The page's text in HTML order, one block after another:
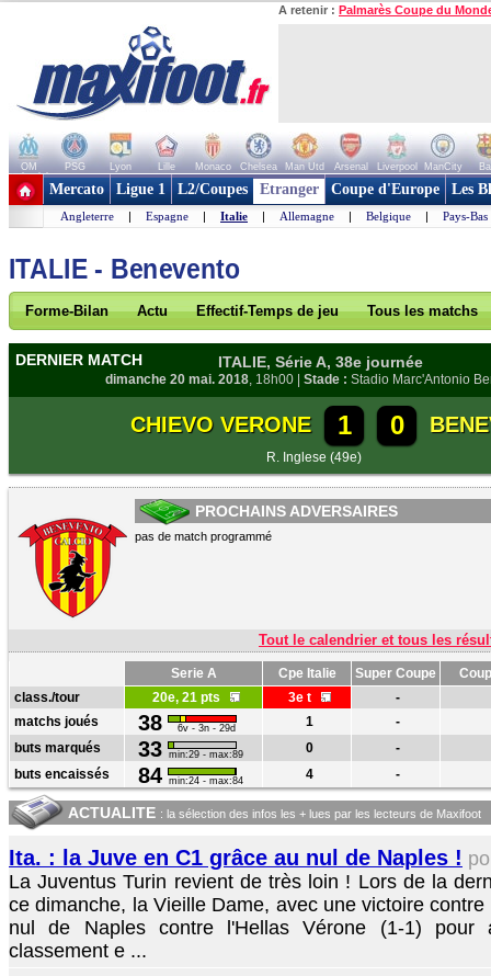
A retenir : Palmarès Coupe du
OM PSG Lyon Lille Monaco Chelsea Man Utd Arsenal Liverpool ManCity
+ de clubs
Mercato Ligue 1 L2/Coupes Etranger Coupe d'Europe Les
Angleterre | Espagne | Italie | Allemagne | Belgique | Pays-Bas
ITALIE - Benevento
Forme-Bilan Actu Effectif-Temps de jeu Tous les matchs
DERNIER MATCH ITALIE, Série A, 38e journée
dimanche 20 mai. 2018, 18h00 | Stade : Stadio Marc'Antonio
CHIEVO VERONE 1 0
R. Inglese (49e)
PROCHAINS ADVERSAIRES
pas de match programmé
Tout le calendrier et tous les
Serie A Cpe Italie Super Coupe
class./tour
20e, 21 pts 3e t
-
matchs joués
38 6v - 3n - 29d 1
-
buts marqués
33 min:29 - max:89 0
-
buts encaissés
84 min:24 - max:84 4 -
ACTUALITE : la sélection des infos les + lues par les lecteurs de Maxifoot
Ita. : la Juve en C1 grâce au nul de Naples !
La Juventus Turin revient de très loin ! Lors de la
ce dimanche, la Vieille Dame, avec une victoire
nul de Naples contre l'Hellas Vérone (1-1)
classement e ...